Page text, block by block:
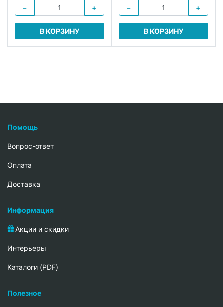
−
+
В КОРЗИНУ
−
+
В КОРЗИНУ
Помощь
Вопрос-ответ
Oплата
Доставка
Информация
Акции и скидки
Интерьеры
Каталоги (PDF)
Полезное